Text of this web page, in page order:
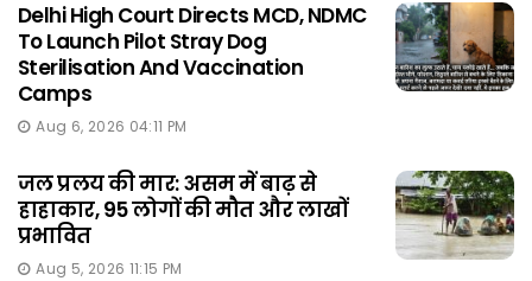
Delhi High Court Directs MCD, NDMC
To Launch Pilot Stray Dog
Sterilisation And Vaccination
Camps
Aug 6, 2026 04:11 PM
जल प्रलय की मार: असम में बाढ़ से
हाहाकार, 95 लोगों की मौत और लाखों
प्रभावित
Aug 5, 2026 11:15 PM